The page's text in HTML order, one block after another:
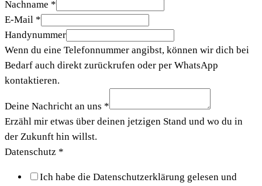
Nachname *
E-Mail *
Handynummer
Wenn du eine Telefonnummer angibst, können wir dich bei
Bedarf auch direkt zurückrufen oder per WhatsApp
kontaktieren.
Deine Nachricht an uns *
Erzähl mir etwas über deinen jetzigen Stand und wo du in
der Zukunft hin willst.
Datenschutz *
Ich habe die Datenschutzerklärung gelesen und